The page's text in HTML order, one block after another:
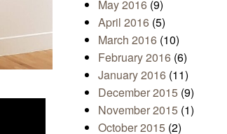
May 2016 (9)
April 2016 (5)
March 2016 (10)
February 2016 (6)
January 2016 (11)
December 2015 (9)
November 2015 (1)
October 2015 (2)